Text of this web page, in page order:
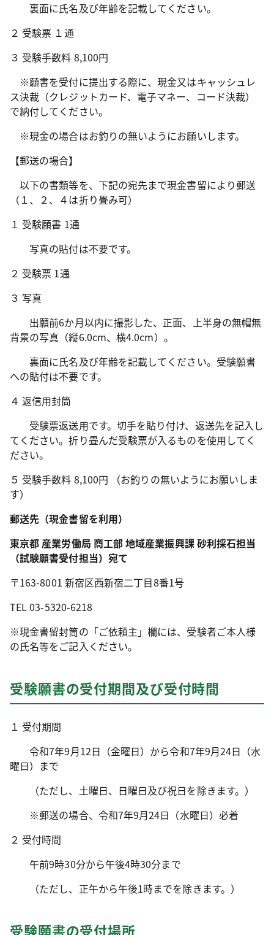
裏面に氏名及び年齢を記載してください。
２ 受験票 １通
３ 受験手数料 8,100円
※願書を受付に提出する際に、現金又はキャッシュレ
ス決裁（クレジットカード、電子マネー、コード決裁）
で納付してください。
※現金の場合はお釣りの無いようにお願いします。
【郵送の場合】
以下の書類等を、下記の宛先まで現金書留により郵送
（１、２、４は折り畳み可）
１ 受験願書 1通
写真の貼付は不要です。
２ 受験票 1通
３ 写真
出願前6か月以内に撮影した、正面、上半身の無帽無
背景の写真（縦6.0cm、横4.0cm）。
裏面に氏名及び年齢を記載してください。受験願書
への貼付は不要です。
４ 返信用封筒
受験票返送用です。切手を貼り付け、返送先を記入し
てください。折り畳んだ受験票が入るものを使用してく
ださい。
５ 受験手数料 8,100円 （お釣りの無いようにお願いしま
す）
郵送先（現金書留を利用）
東京都 産業労働局 商工部 地域産業振興課 砂利採石担当
（試験願書受付担当）宛て
〒163-8001 新宿区西新宿二丁目8番1号
TEL 03-5320-6218
※現金書留封筒の「ご依頼主」欄には、受験者ご本人様
の氏名等をご記入ください。
受験願書の受付期間及び受付時間
１ 受付期間
令和7年9月12日（金曜日）から令和7年9月24日（水
曜日）まで
（ただし、土曜日、日曜日及び祝日を除きます。）
※郵送の場合、令和7年9月24日（水曜日）必着
２ 受付時間
午前9時30分から午後4時30分まで
（ただし、正午から午後1時までを除きます。）
受験願書の受付場所